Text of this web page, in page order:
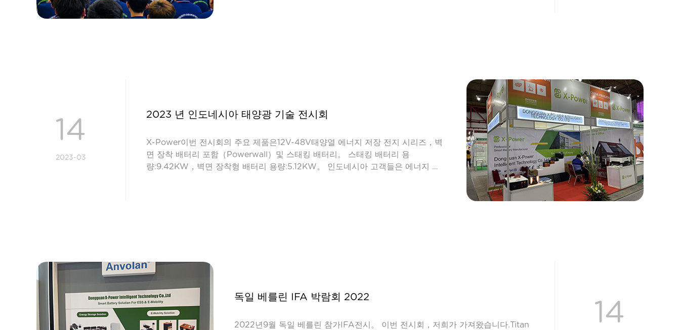
2023 년 인도네시아 태양광 기술 전시회
X-Power이번 전시회의 주요 제품은12V-48V태양열 에너지 저장 전지 시리즈，벽
면 장착 배터리 포함（Powerwall）및 스태킹 배터리。 스태킹 배터리 용
량:9.42KW，벽면 장착형 배터리 용량:5.12KW。 인도네시아 고객들은 에너지 저
14
2023-03
독일 베를린 IFA 박람회 2022
2022년9월 독일 베를린 참가IFA전시。 이번 전시회，저희가 가져왔습니다.Titan
14